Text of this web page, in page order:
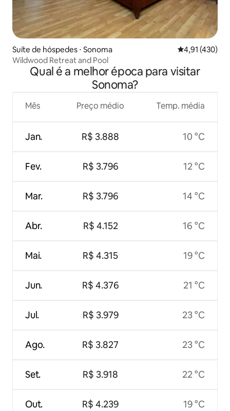
Suíte de hóspedes ⋅ Sonoma 4,91 de uma
4,91 (430)
Wildwood Retreat and Pool
Qual é a melhor época para visitar
Sonoma?
Mês
Jan.
Fev.
Mar.
Abr.
Mai.
Jun.
Jul.
Ago.
Set.
Out.
Preço médio
R$ 3.888
R$ 3.796
R$ 3.796
R$ 4.152
R$ 4.315
R$ 4.376
R$ 3.979
R$ 3.827
R$ 3.918
R$ 4.239
Temp. média
10 °C
12 °C
14 °C
16 °C
19 °C
21 °C
23 °C
23 °C
22 °C
19 °C